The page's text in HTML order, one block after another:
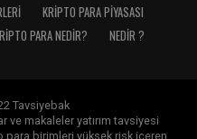
KRIPTO PARA PIYASASI
PARA NEDIR? NEDIR ?
Tavsiyebak
ve makaleler yatırım tavsiyesi
birimleri yüksek risk içeren